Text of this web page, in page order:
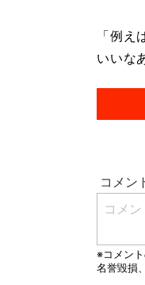
「例
いいな